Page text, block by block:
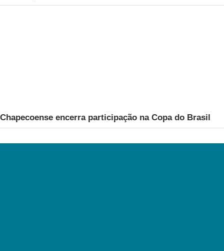
Chapecoense encerra participação na Copa do Brasil